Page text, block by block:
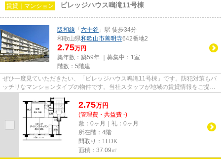
賃貸｜マンション ビレッジハウス鳴滝11号棟
阪和線 「 六十谷 」駅 徒歩34分
和歌山県和歌山市善明寺642番地2
2.75万円
築年数：築59年 ｜募集中： 1室
階数：5階建
ぜひ一度見ていただきたい、「ビレッジハウス鳴滝11号棟」です。防犯対策もバ
ッチリなマンションタイプの物件です。当社スタッフが地域の賃貸情報をご提供
2.75万円
(管理費・共益費 -)
敷：0ヶ月｜礼：0ヶ月
所在階：4階
間取り：1LDK
面積：37.09㎡